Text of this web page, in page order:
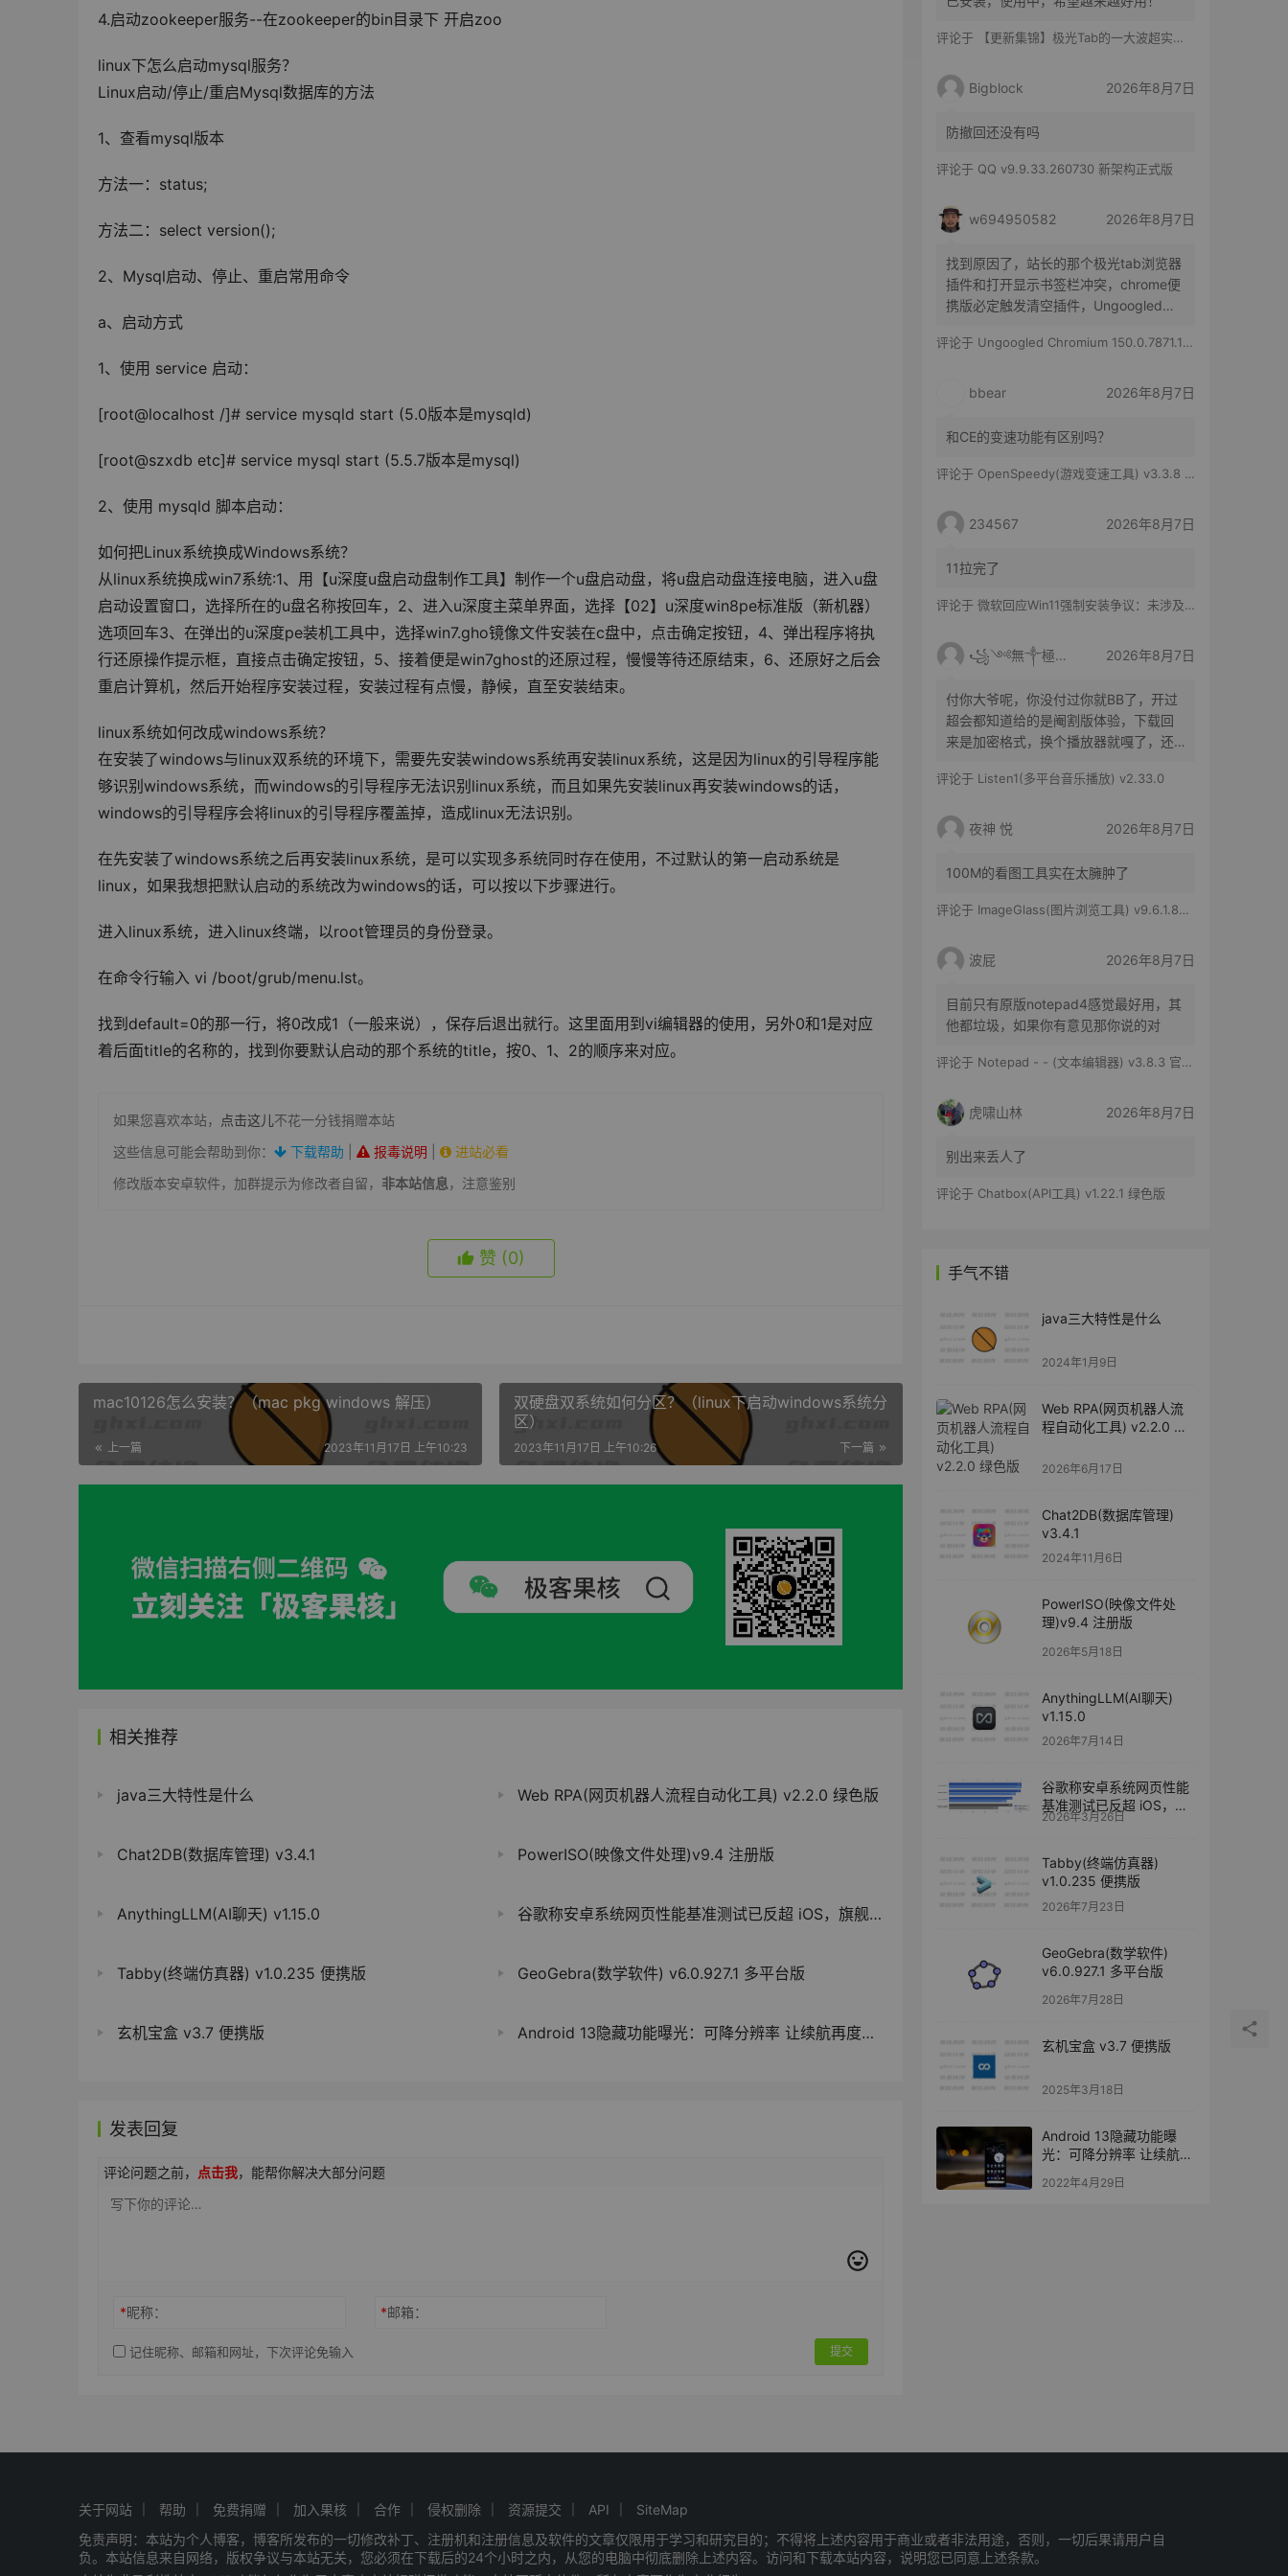
4.启动zookeeper服务--在zookeeper的bin目录下 开启zoo
linux下怎么启动mysql服务？
Linux启动/停止/重启Mysql数据库的方法
1、查看mysql版本
方法一：status;
方法二：select version();
2、Mysql启动、停止、重启常用命令
a、启动方式
1、使用 service 启动：
[root@localhost /]# service mysqld start (5.0版本是mysqld)
[root@szxdb etc]# service mysql start (5.5.7版本是mysql)
2、使用 mysqld 脚本启动：
如何把Linux系统换成Windows系统？
从linux系统换成win7系统:1、用【u深度u盘启动盘制作工具】制作一个u盘启动盘，将u盘启动盘连接电脑，进入u盘
启动设置窗口，选择所在的u盘名称按回车，2、进入u深度主菜单界面，选择【02】u深度win8pe标准版（新机器）
选项回车3、在弹出的u深度pe装机工具中，选择win7.gho镜像文件安装在c盘中，点击确定按钮，4、弹出程序将执
行还原操作提示框，直接点击确定按钮，5、接着便是win7ghost的还原过程，慢慢等待还原结束，6、还原好之后会
重启计算机，然后开始程序安装过程，安装过程有点慢，静候，直至安装结束。
linux系统如何改成windows系统？
在安装了windows与linux双系统的环境下，需要先安装windows系统再安装linux系统，这是因为linux的引导程序能
够识别windows系统，而windows的引导程序无法识别linux系统，而且如果先安装linux再安装windows的话，
windows的引导程序会将linux的引导程序覆盖掉，造成linux无法识别。
在先安装了windows系统之后再安装linux系统，是可以实现多系统同时存在使用，不过默认的第一启动系统是
linux，如果我想把默认启动的系统改为windows的话，可以按以下步骤进行。
进入linux系统，进入linux终端，以root管理员的身份登录。
在命令行输入 vi /boot/grub/menu.lst。
找到default=0的那一行，将0改成1（一般来说），保存后退出就行。这里面用到vi编辑器的使用，另外0和1是对应
着后面title的名称的，找到你要默认启动的那个系统的title，按0、1、2的顺序来对应。
如果您喜欢本站， 点击这儿不花一分钱捐赠本站
这些信息可能会帮助到你：
下载帮助 报毒说明
进站必看
修改版本安卓软件，加群提示为修改者自留， 非本站信息，注意鉴别
赞 (0)
mac10126怎么安装？（mac pkg windows 解压）
上一篇 2023年11月17日 上午10:23
双硬盘双系统如何分区？（linux下启动windows系统分
区）
下一篇
2023年11月17日 上午10:26
相关推荐
java三大特性是什么 Web RPA(网页机器人流程自动化工具) v2.2.0 绿色版
Chat2DB(数据库管理) v3.4.1 PowerISO(映像文件处理)v9.4 注册版
AnythingLLM(AI聊天) v1.15.0 谷歌称安卓系统网页性能基准测试已反超 iOS，旗舰手机性能基准测试最高成绩领先苹果 47%
Tabby(终端仿真器) v1.0.235 便携版 GeoGebra(数学软件) v6.0.927.1 多平台版
玄机宝盒 v3.7 便携版 Android 13隐藏功能曝光：可降分辨率 让续航再度提升
发表回复
评论问题之前， 点击我，能帮你解决大部分问题
*昵称： *邮箱：
记住昵称、邮箱和网址，下次评论免输入 提交
评论于 【更新集锦】极光Tab的一大波超实用功能来啦！你最喜欢哪一个？
Bigblock 2026年8月7日
防撤回还没有吗
评论于 QQ v9.9.33.260730 新架构正式版
w694950582 2026年8月7日
找到原因了，站长的那个极光tab浏览器
插件和打开显示书签栏冲突，chrome便
携版必定触发清空插件，Ungoogled
所有插件，有时候只是极光tab插件消失
评论于 Ungoogled Chromium 150.0.7871.186-1.1 果核优化便携版
bbear 2026年8月7日
和CE的变速功能有区别吗？
评论于 OpenSpeedy(游戏变速工具) v3.3.8 绿色版
234567 2026年8月7日
11拉完了
评论于 微软回应Win11强制安装争议：未涉及企业设备，承诺不用用户照片训练AI
꧁༺無༒極༻꧂ 2026年8月7日
付你大爷呢，你没付过你就BB了，开过
超会都知道给的是阉割版体验，下载回
来是加密格式，换个播放器就嘎了，还
评论于 Listen1(多平台音乐播放) v2.33.0
夜神 悦 2026年8月7日
100M的看图工具实在太臃肿了
评论于 ImageGlass(图片浏览工具) v9.6.1.807 官方便携版
波屁 2026年8月7日
目前只有原版notepad4感觉最好用，其
他都垃圾，如果你有意见那你说的对
评论于 Notepad - - (文本编辑器) v3.8.3 官方版
虎啸山林 2026年8月7日
别出来丢人了
评论于 Chatbox(API工具) v1.22.1 绿色版
手气不错
java三大特性是什么
2024年1月9日
Web RPA(网页机器人流
程自动化工具) v2.2.0 绿
2026年6月17日
Chat2DB(数据库管理)
v3.4.1
2024年11月6日
PowerISO(映像文件处
理)v9.4 注册版
2026年5月18日
AnythingLLM(AI聊天)
v1.15.0
2026年7月14日
谷歌称安卓系统网页性能
基准测试已反超 iOS，旗
舰手机性能基准测试最高
2026年3月26日
Tabby(终端仿真器)
v1.0.235 便携版
2026年7月23日
GeoGebra(数学软件)
v6.0.927.1 多平台版
2026年7月28日
玄机宝盒 v3.7 便携版
2025年3月18日
Android 13隐藏功能曝
光：可降分辨率 让续航再
2022年4月29日
关于网站 帮助 免费捐赠 加入果核 合作 侵权删除 资源提交 API
SiteMap
免责声明：本站为个人博客，博客所发布的一切修改补丁、注册机和注册信息及软件的文章仅限用于学习和研究目的；不得将上述内容用于商业或者非法用途，否则，一切后果请用户自
负。本站信息来自网络，版权争议与本站无关，您必须在下载后的24个小时之内，从您的电脑中彻底删除上述内容。访问和下载本站内容，说明您已同意上述条款。